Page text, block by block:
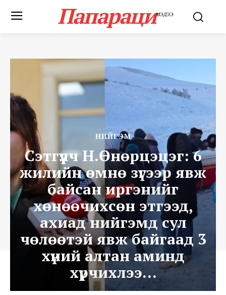
ПапарациМЭДЭЭ
НИЙГЭМ
Сэтгүүлч Н.Өнөрцэцэг: 6
жилийн өмнө зүгээр явж
байсан иргэнийг
хөнөөчихсөн этгээд,
ахиад нийгэмд сул
чөлөөтэй явж байгаад 3
хүний алтан аминд
хүрчихлээ…